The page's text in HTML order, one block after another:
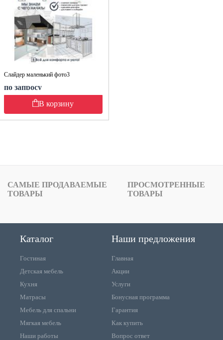
Слайдер маленький фото3
по запросу
В корзину
САМЫЕ ПРОДАВАЕМЫЕ
ТОВАРЫ
ПРОСМОТРЕННЫЕ
ТОВАРЫ
Каталог
Гостиная
Детская мебель
Кухня
Матрасы
Мебель для спальни
Мягкая мебель
Наши работы
Наши предложения
Главная
Акции
Услуги
Бонусная программа
Гарантия
Как купить
Вопрос ответ